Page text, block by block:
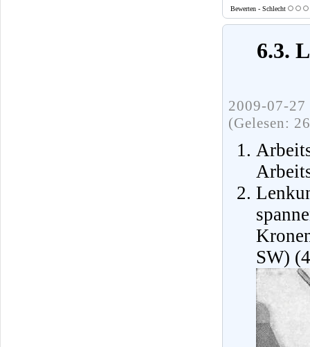
Bewerten - Schlecht
6.3.
2009-07-
(Gelesen:
SW)